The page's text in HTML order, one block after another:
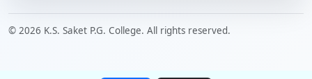
© 2026 K.S. Saket P.G. College. All rights reserved.